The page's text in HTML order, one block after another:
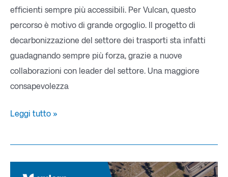
efficienti sempre più accessibili. Per Vulcan, questo
percorso è motivo di grande orgoglio. Il progetto di
decarbonizzazione del settore dei trasporti sta infatti
guadagnando sempre più forza, grazie a nuove
collaborazioni con leader del settore. Una maggiore
consapevolezza
Leggi tutto »